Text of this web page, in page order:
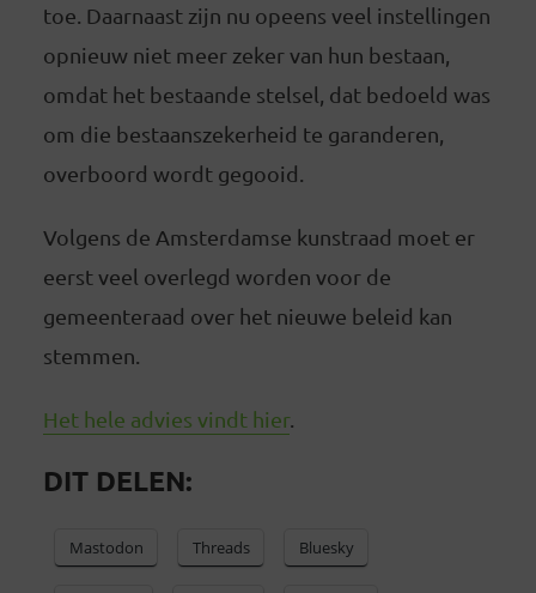
toe. Daarnaast zijn nu opeens veel instellingen
opnieuw niet meer zeker van hun bestaan,
omdat het bestaande stelsel, dat bedoeld was
om die bestaanszekerheid te garanderen,
overboord wordt gegooid.
Volgens de Amsterdamse kunstraad moet er
eerst veel overlegd worden voor de
gemeenteraad over het nieuwe beleid kan
stemmen.
Het hele advies vindt hier.
DIT DELEN:
Mastodon Threads Bluesky